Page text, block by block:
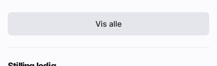
Vis alle